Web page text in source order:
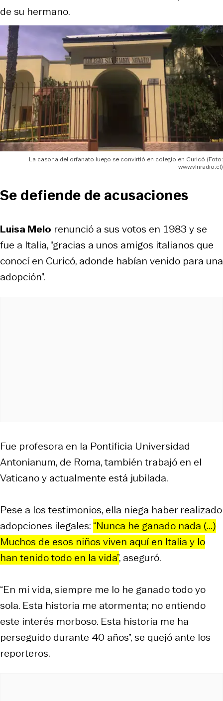
de su hermano.
La casona del orfanato luego se convirtió en colegio en Curicó (Foto:
www.vlnradio.cl)
Se defiende de acusaciones
Luisa Melo renunció a sus votos en 1983 y se
fue a Italia, “gracias a unos amigos italianos que
conocí en Curicó, adonde habían venido para una
adopción”.
Fue profesora en la Pontificia Universidad
Antonianum, de Roma, también trabajó en el
Vaticano y actualmente está jubilada.
Pese a los testimonios, ella niega haber realizado
adopciones ilegales: “Nunca he ganado nada (...)
Muchos de esos niños viven aquí en Italia y lo
han tenido todo en la vida”, aseguró.
“En mi vida, siempre me lo he ganado todo yo
sola. Esta historia me atormenta; no entiendo
este interés morboso. Esta historia me ha
perseguido durante 40 años”, se quejó ante los
reporteros.